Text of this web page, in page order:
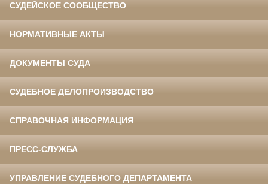
СУДЕЙСКОЕ СООБЩЕСТВО
НОРМАТИВНЫЕ АКТЫ
ДОКУМЕНТЫ СУДА
СУДЕБНОЕ ДЕЛОПРОИЗВОДСТВО
СПРАВОЧНАЯ ИНФОРМАЦИЯ
ПРЕСС-СЛУЖБА
УПРАВЛЕНИЕ СУДЕБНОГО ДЕПАРТАМЕНТА